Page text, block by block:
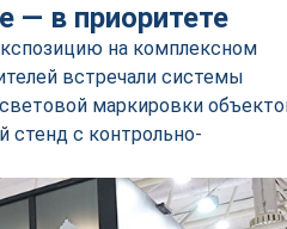
— в приоритете
на комплексном
встречали системы
маркировки
стенд с контрольно-